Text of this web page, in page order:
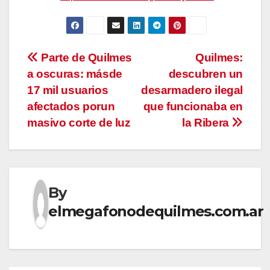
Navegación
de
entradas
Quilmes:
descubren un
desarmadero ilegal
que funcionaba en
la Ribera
Parte de Quilmes
a oscuras: másde
17 mil usuarios
afectados porun
masivo corte de luz
By
elmegafonodequilmes.com.ar